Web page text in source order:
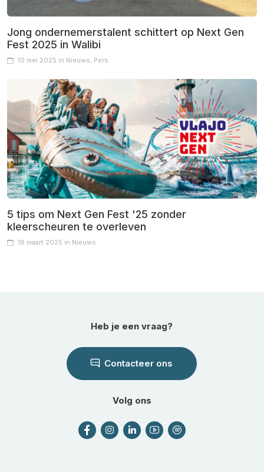
Jong ondernemerstalent schittert op Next Gen
Fest 2025 in Walibi
10 mei 2025 in Nieuws, Pers
5 tips om Next Gen Fest '25 zonder
kleerscheuren te overleven
18 maart 2025 in Nieuws
Heb je een vraag?
Contacteer ons
Volg ons